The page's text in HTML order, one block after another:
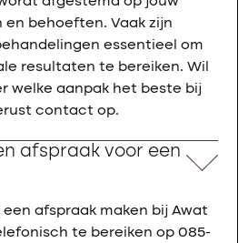
en behoeften. Vaak zijn
essentieel om
resultaten te bereiken. Wil
welke aanpak het beste bij
contact op.
afspraak voor een
afspraak maken bij Awat
te bereiken op 085-